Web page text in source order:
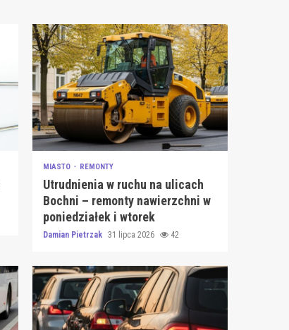
MIASTO REMONTY
Utrudnienia w ruchu na ulicach
Bochni – remonty nawierzchni w
poniedziałek i wtorek
Damian Pietrzak 31 lipca 2026 42